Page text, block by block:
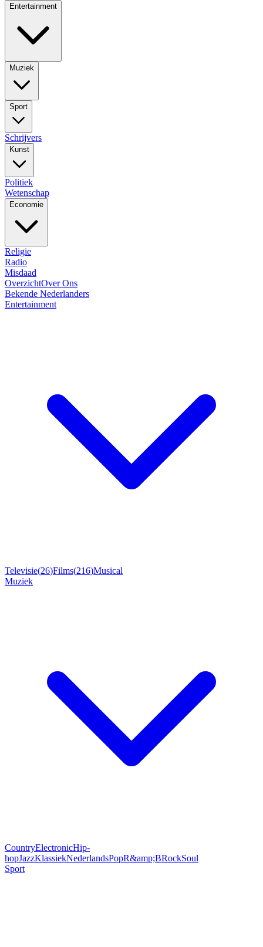
Entertainment
Muziek
Sport
Schrijvers
Kunst
Politiek
Wetenschap
Economie
Religie
Radio
Misdaad
OverzichtOver Ons
Bekende Nederlanders
Entertainment
Televisie(26)Films(216)Musical
Muziek
CountryElectronicHip-
hopJazzKlassiekNederlandsPopR&amp;BRockSoul
Sport